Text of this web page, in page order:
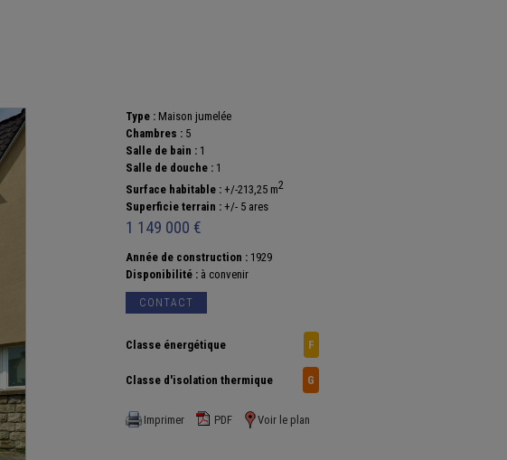
Type : Maison jumelée
Chambres : 5
Salle de bain : 1
Salle de douche : 1
Surface habitable : +/-213,25 m2
Superficie terrain : +/- 5 ares
1 149 000 €
Année de construction : 1929
Disponibilité : à convenir
CONTACT
Classe énergétique F
Classe d'isolation thermique G
Imprimer PDF Voir le plan